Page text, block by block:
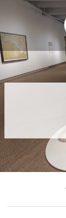
au
contenu
principal